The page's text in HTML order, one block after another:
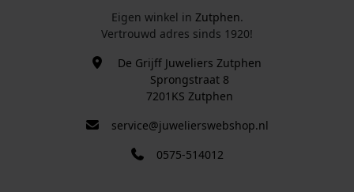
Eigen winkel in Zutphen.
Vertrouwd adres sinds 1920!
De Grijff Juweliers Zutphen
Sprongstraat 8
7201KS Zutphen
service@juwelierswebshop.nl
0575-514012